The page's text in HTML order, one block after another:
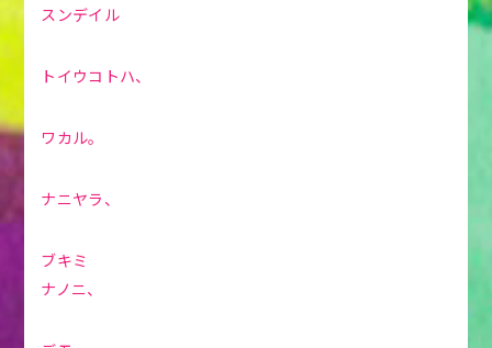
スンデイル
トイウコトハ、
ワカル。
ナニヤラ、
ブキミ
ナノニ、